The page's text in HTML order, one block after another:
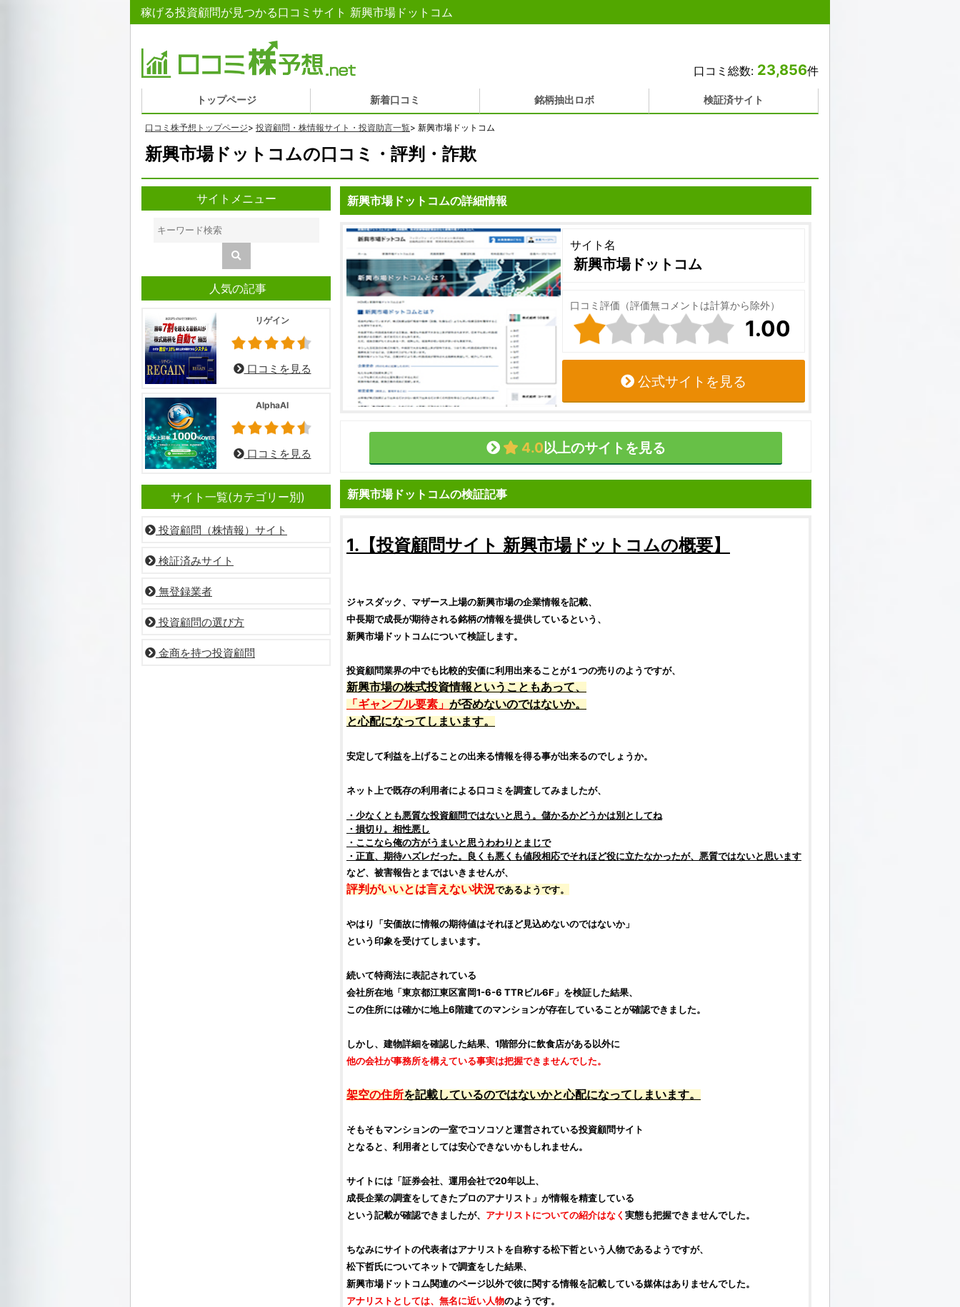
稼げる投資顧問が見つかる口コミサイト 新興市場ドットコム
口コミ総数: 23,856件
トップページ 新着口コミ 銘柄抽出ロボ 検証済サイト
口コミ株予想トップページ> 投資顧問・株情報サイト・投資助言一覧> 新興市場ドットコム
新興市場ドットコムの口コミ・評判・詐欺
新興市場ドットコムの詳細情報
サイト名
新興市場ドットコム
口コミ評価（評価無コメントは計算から除外）
1.00
公式サイトを見る
4.0以上のサイトを見る
新興市場ドットコムの検証記事
1.【投資顧問サイト 新興市場ドットコムの概要】
ジャスダック、マザース上場の新興市場の企業情報を記載、
中長期で成長が期待される銘柄の情報を提供しているという、
新興市場ドットコムについて検証します。
投資顧問業界の中でも比較的安価に利用出来ることが１つの売りのようですが、
新興市場の株式投資情報ということもあって、
「ギャンブル要素」 が否めないのではないか。
と心配になってしまいます。
安定して利益を上げることの出来る情報を得る事が出来るのでしょうか。
ネット上で既存の利用者による口コミ を調査してみましたが、
・少なくとも悪質な投資顧問ではないと思う。儲かるかどうかは別としてね
・ 損切り。相性悪し
・ここなら俺の方がうまいと思うわわりとまじで
・正直、期待ハズレだった。良くも悪くも値段相応でそれほど役に立たなかったが、悪質ではないと思います
など、被害報告とまではいきませんが、
評判がいいとは言えない状況であるようです。
やはり「安価故に情報の期待値はそれほど見込めないのではないか」
という印象を受けてしまいます。
続いて特商法に表記されている
会社所在地「東京都江東区富岡1-6-6 TTRビル6F」を検証した結果、
この住所には確かに地上6階建てのマンションが存在していることが確認できました。
しかし、建物詳細を確認した結果、1階部分に飲食店がある以外に
他の会社が事務所を構えている事実は把握できませんでした。
架空の住所を記載しているのではないかと心配になってしまいます。
そもそもマンションの一室でコソコソと運営されている投資顧問サイト
となると、利用者としては安心できないかもしれません。
サイトには「証券会社、運用会社で20年以上、
成長企業の調査をしてきたプロのアナリスト」が情報を精査している
という記載が確認できましたが、 アナリストについての紹介はなく 実態も把握できませんでした。
ちなみにサイトの代表者はアナリストを自称する松下哲という人物であるようですが、
松下哲氏についてネットで調査をした結果、
新興市場ドットコム関連のページ以外で彼に関する情報を記載している媒体はありませんでした。
アナリストとしては、無名に近い人物のようです。
サイトメニュー
人気の記事
リゲイン
口コミを見る
AlphaAI
口コミを見る
サイト一覧(カテゴリー別)
投資顧問（株情報）サイト
検証済みサイト
無登録業者
投資顧問の選び方
金商を持つ投資顧問